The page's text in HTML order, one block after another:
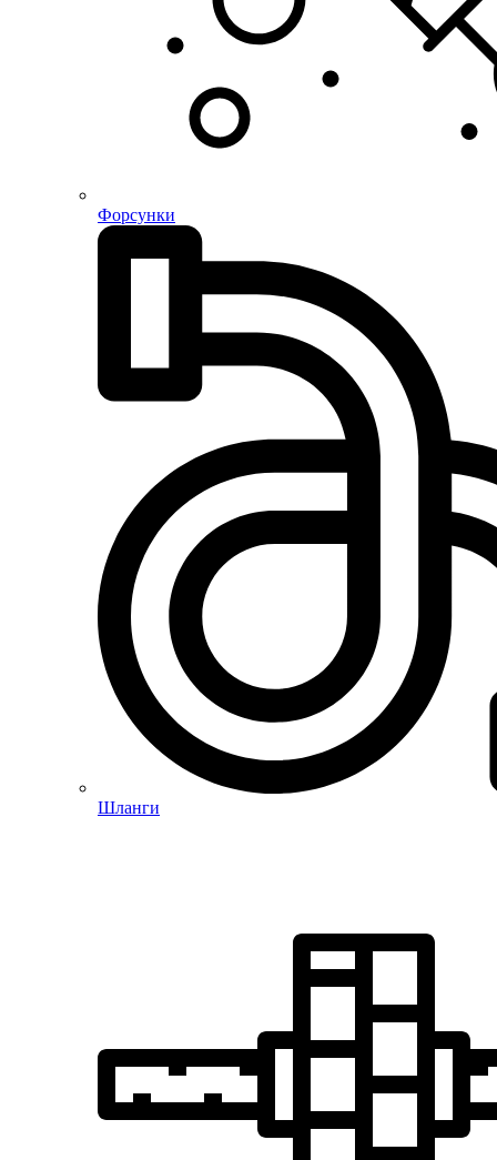
Форсунки
Шланги